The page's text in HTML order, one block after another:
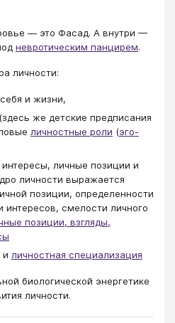
— это Фасад. А внутри —
невротическим панцирем.
личности:
и жизни,
же детские предписания
личностные роли (эго-
личные позиции и
личности выражается
позиции, определенности
интересов, смелости личного
позиции, взгляды,
и личностная специализация
биологической энергетике
личности.